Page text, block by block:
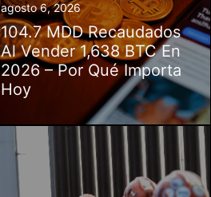
agosto 6, 2026
104.7 MDD Recaudados
Al Vender 1,638 BTC En
2026 – Por Qué Importa
Hoy